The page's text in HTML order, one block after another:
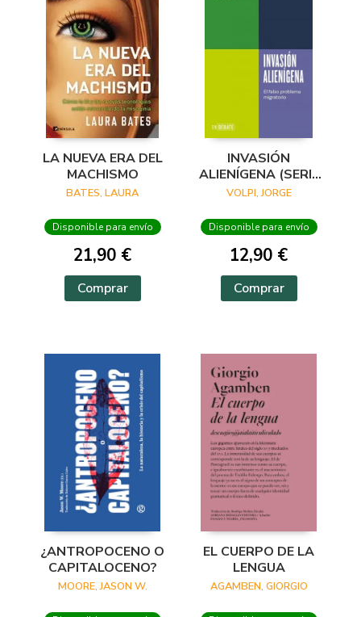
LA NUEVA ERA DEL
MACHISMO
BATES, LAURA
Disponible para envío
21,90 €
Comprar
INVASIÓN
ALIENÍGENA (SERIE
ENDEBATE)
VOLPI, JORGE
Disponible para envío
12,90 €
Comprar
¿ANTROPOCENO O
CAPITALOCENO?
MOORE, JASON W.
EL CUERPO DE LA
LENGUA
AGAMBEN, GIORGIO